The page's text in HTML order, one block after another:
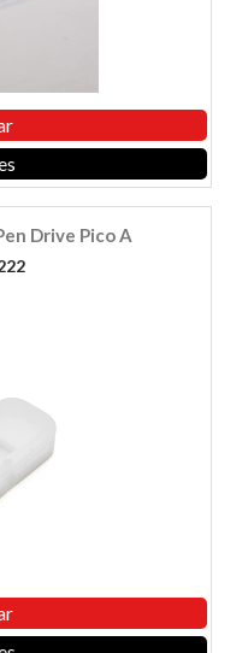
Drive Pico A